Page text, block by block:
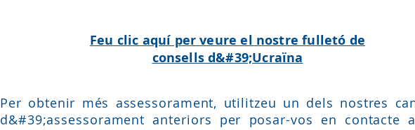
Feu clic aquí per veure el nostre fulletó de
consells d&#39;Ucraïna
Per obtenir més assessorament, utilitzeu un dels nostres
d&#39;assessorament anteriors per posar-vos en contacte